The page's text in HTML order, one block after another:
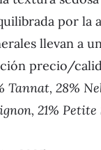
por la
llevan a
precio/
Tannat, 28%
21% Petite